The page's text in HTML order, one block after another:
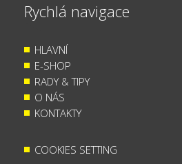
Rychlá navigace
HLAVNÍ
E-SHOP
RADY & TIPY
O NÁS
KONTAKTY
COOKIES SETTING